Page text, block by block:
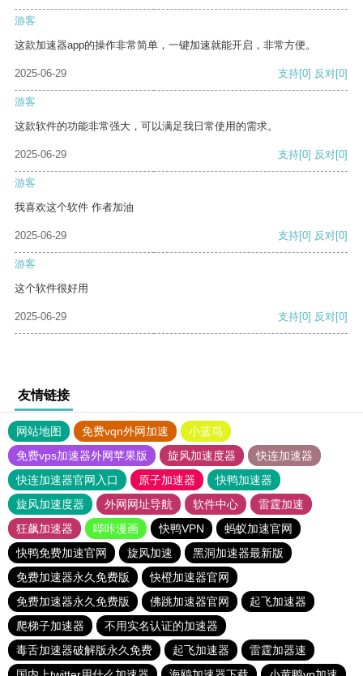
游客
这款加速器app的操作非常简单，一键加速就能开启，非常方便。
2025-06-29 支持[0] 反对[0]
游客
这款软件的功能非常强大，可以满足我日常使用的需求。
2025-06-29 支持[0] 反对[0]
游客
我喜欢这个软件 作者加油
2025-06-29 支持[0] 反对[0]
游客
这个软件很好用
2025-06-29 支持[0] 反对[0]
友情链接
网站地图 免费vqn外网加速
小蓝鸟
免费vps加速器外网苹果版
旋风加速度器
快连加速器
快连加速器官网入口
原子加速器
快鸭加速器
旋风加速度器
外网网址导航 软件中心
雷霆加速
狂飙加速器
哔咔漫画 快鸭VPN
蚂蚁加速官网
快鸭免费加速官网
旋风加速
黑洞加速器最新版
免费加速器永久免费版
快橙加速器官网
免费加速器永久免费版
佛跳加速器官网
起飞加速器
爬梯子加速器
不用实名认证的加速器
毒舌加速器破解版永久免费
起飞加速器
雷霆加器速